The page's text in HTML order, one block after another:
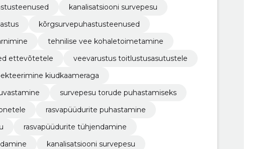
kanalisatsiooni survepesu
kõrgsurvepuhastusteenused
tehnilise vee kohaletoimetamine
ettevõtetele
veevarustus toitlustusasutustele
kiudkaameraga
survepesu torude puhastamiseks
rasvapüüdurite puhastamine
rasvapüüdurite tühjendamine
kanalisatsiooni survepesu